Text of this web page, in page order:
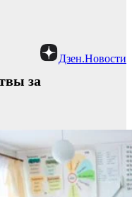
Дзен.Новости
за